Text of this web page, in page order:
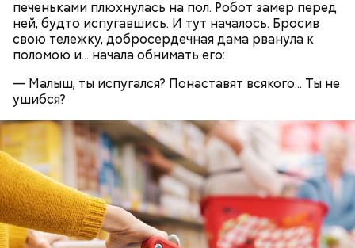
печеньками плюхнулась на пол. Робот замер перед
ней, будто испугавшись. И тут началось. Бросив
свою тележку, добросердечная дама рванула к
поломою и... начала обнимать его:
— Малыш, ты испугался? Понаставят всякого... Ты не
ушибся?
День малины со сливками отмечается в США в
честь вкусового сочетания этой ягоды со сливками.
В этот праздник люди едят не только малину со
сливками, но и другие десерты на основе этих
двух ингредиентов. Их можно купить в магазине
— Кабачки нужно натереть длинными слайсами
(это можно сделать на специальной терке),
похожими на спагетти, и уложить в противень.
Дальше нужно добавить немного растительного
масла, соль, а сверху бросить хаотично
порезанную брынзу. Затем добавляются помидоры
черри или грунтовые, — рассказал шеф-повар.